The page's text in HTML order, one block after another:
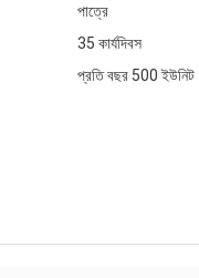
পাত্রে
35 কার্যদিবস
প্রতি বছর 500 ইউনিট